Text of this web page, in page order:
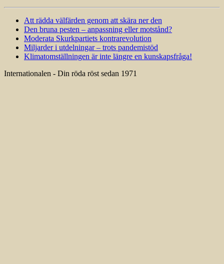
Att rädda välfärden genom att skära ner den
Den bruna pesten – anpassning eller motstånd?
Moderata Skurkpartiets kontrarevolution
Miljarder i utdelningar – trots pandemistöd
Klimatomställningen är inte längre en kunskapsfråga!
Internationalen - Din röda röst sedan 1971